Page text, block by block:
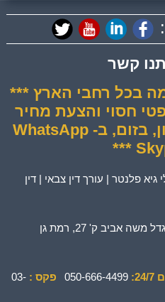
קשר
ביממה בכל רחבי הארץ ***
חסוי והצעת מחיר
לייצוג משפטי בטלפון, בזום, ב- WhatsApp
גיא פלנטר | עורך דין צבאי | דין
רח' ז'בוטינסקי 7, מגדל משה אביב ק' 27, רמת גן
7:
050-666-4499 פקס : 03-